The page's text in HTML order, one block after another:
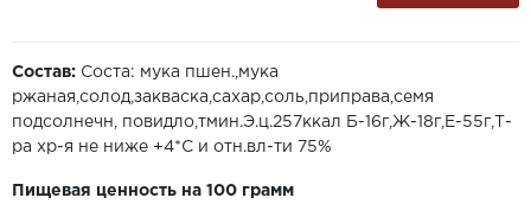
Состав: Соста: мука пшен.,мука
ржаная,солод,закваска,сахар,соль,приправа,семя
подсолнечн, повидло,тмин.Э.ц.257ккал Б-16г,Ж-18г,E-55г,Т-
ра хр-я не ниже +4*С и отн.вл-ти 75%
Пищевая ценность на 100 грамм